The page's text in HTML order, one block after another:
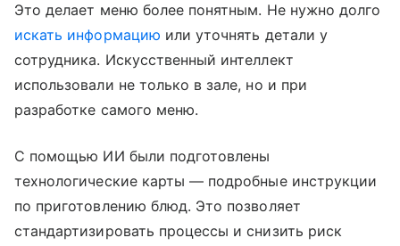
Это делает меню более понятным. Не нужно долго
искать информацию или уточнять детали у
сотрудника. Искусственный интеллект
использовали не только в зале, но и при
разработке самого меню.
С помощью ИИ были подготовлены
технологические карты — подробные инструкции
по приготовлению блюд. Это позволяет
стандартизировать процессы и снизить риск